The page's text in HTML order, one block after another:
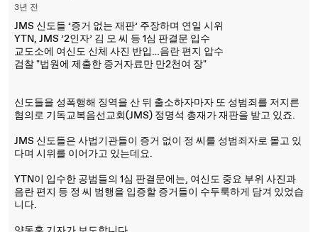
3년 전
JMS 신도들 ’증거 없는 재판’ 주장하며 연일 시위
YTN, JMS ’2인자’ 김 모 씨 등 1심 판결문 입수
교도소에 여신도 신체 사진 반입…음란 편지 압수
검찰 "법원에 제출한 증거자료만 만2천여 장"
신도들을 성폭행해 징역을 산 뒤 출소하자마자 또 성범죄를 저지른
혐의로 기독교복음선교회(JMS) 정명석 총재가 재판을 받고 있죠.
JMS 신도들은 사법기관들이 증거 없이 정 씨를 성범죄자로 몰고 있
다며 시위를 이어가고 있는데요.
YTN이 입수한 공범들의 1심 판결문에는, 여신도 중요 부위 사진과
음란 편지 등 정 씨 범행을 입증할 증거들이 수두룩하게 담겨 있었습
니다.